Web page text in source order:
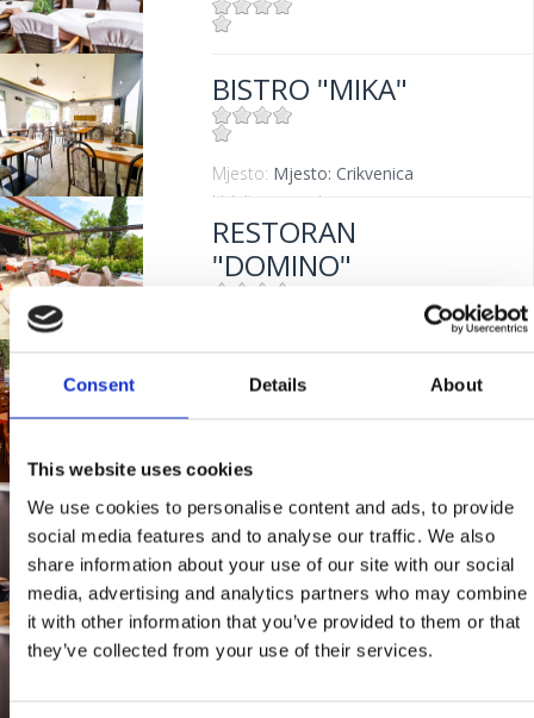
Consent Details About
This website uses cookies
We use cookies to personalise content and ads, to provide
social media features and to analyse our traffic. We also
share information about your use of our site with our social
media, advertising and analytics partners who may combine
it with other information that you’ve provided to them or that
they’ve collected from your use of their services.
Udaljenost od mora:5 m
BISTRO "MIKA"
Mjesto: Mjesto: Crikvenica
Udaljenost od mora:
RESTORAN
"DOMINO"
Udaljenost od mora:
RESTAURANT
Udaljenost od mora:10 m
RESTAURANT "RIVA"
Mjesto:Mjesto: Selce
Udaljenost od mora:0 m
BISTROT "GRILL